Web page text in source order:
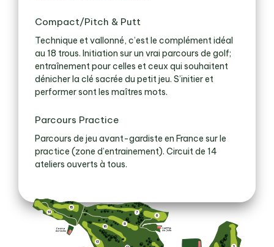
Compact/Pitch & Putt
Technique et vallonné, c’est le complément idéal
au 18 trous. Initiation sur un vrai parcours de golf;
entraînement pour celles et ceux qui souhaitent
dénicher la clé sacrée du petit jeu. S’initier et
performer sont les maîtres mots.
Parcours Practice
Parcours de jeu avant-gardiste en France sur le
practice (zone d’entrainement). Circuit de 14
ateliers ouverts à tous.